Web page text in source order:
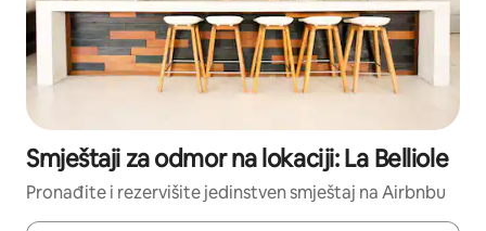
Smještaji za odmor na lokaciji: La Belliole
Pronađite i rezervišite jedinstven smještaj na Airbnbu